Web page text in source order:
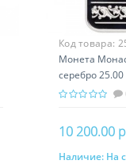
Код товара:
Монета
серебро
подарок
10 200.00
В
Наличие: На